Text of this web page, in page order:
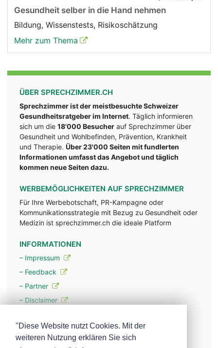
Gesundheit selber in die Hand nehmen
Bildung, Wissenstests, Risikoschätzung
Mehr zum Thema
ÜBER SPRECHZIMMER.CH
Sprechzimmer ist der meistbesuchte Schweizer
Gesundheitsratgeber im Internet. Täglich informieren
sich um die 18'000 Besucher auf Sprechzimmer über
Gesundheit und Wohlbefinden, Prävention, Krankheit
und Therapie. Über 23'000 Seiten mit fundlerten
Informationen umfasst das Angebot und täglich
kommen neue Seiten dazu.
WERBEMÖGLICHKEITEN AUF SPRECHZIMMER
Für Ihre Werbebotschaft, PR-Kampagne oder
Kommunikationsstrategie mit Bezug zu Gesundheit oder
Medizin ist sprechzimmer.ch die ideale Platform
INFORMATIONEN
– Impressum
– Feedback
– Partner
– Disclaimer
– Werbung
"Diese Website nutzt Cookies. Mit der
weiteren Nutzung erklären Sie sich